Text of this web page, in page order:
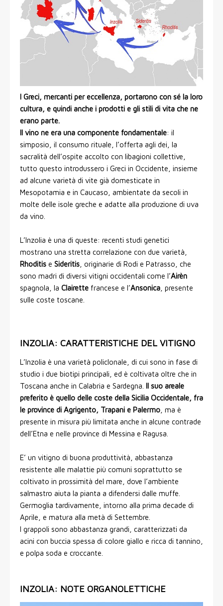
I Greci, mercanti per eccellenza, portarono con sé la loro
cultura, e quindi anche i prodotti e gli stili di vita che ne
erano parte.
Il vino ne era una componente fondamentale: il
simposio, il consumo rituale, l’offerta agli dei, la
sacralità dell’ospite accolto con libagioni collettive,
tutto questo introdussero i Greci in Occidente, insieme
ad alcune varietà di vite già domesticate in
Mesopotamia e in Caucaso, ambientate da secoli in
molte delle isole greche e adatte alla produzione di uva
da vino.
L’Inzolia è una di queste: recenti studi genetici
mostrano una stretta correlazione con due varietà,
Rhoditis e Sideritis, originarie di Rodi e Patrasso, che
sono madri di diversi vitigni occidentali come l’Airèn
spagnola, la Clairette francese e l’Ansonica, presente
sulle coste toscane.
INZOLIA: CARATTERISTICHE DEL VITIGNO
L’Inzolia è una varietà policlonale, di cui sono in fase di
studio i due biotipi principali, ed è coltivata oltre che in
Toscana anche in Calabria e Sardegna.
Il suo areale
preferito è quello delle coste della Sicilia Occidentale, fra
le province di Agrigento, Trapani e Palermo, ma è
presente in misura più limitata anche in alcune contrade
dell’Etna e nelle province di Messina e Ragusa.
E’ un vitigno di buona produttività, abbastanza
resistente alle malattie più comuni soprattutto se
coltivato in prossimità del mare, dove l’ambiente
salmastro aiuta la pianta a difendersi dalle muffe.
Germoglia tardivamente, intorno alla prima decade di
Aprile, e matura alla metà di Settembre.
I grappoli sono abbastanza grandi, caratterizzati da
acini con buccia spessa di colore giallo e ricca di tannino,
e polpa soda e croccante.
INZOLIA: NOTE ORGANOLETTICHE